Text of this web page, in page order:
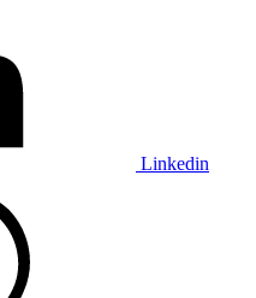
Linkedin